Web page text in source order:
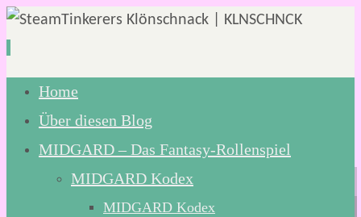
Zum
Inhalt
springen
Home
Über diesen Blog
MIDGARD – Das Fantasy-Rollenspiel
MIDGARD Kodex
MIDGARD Kodex